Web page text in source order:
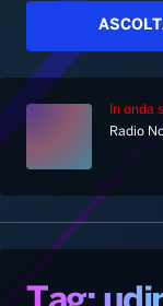
Radio
Notizie
Top
Pod&Play
In onda
Radio